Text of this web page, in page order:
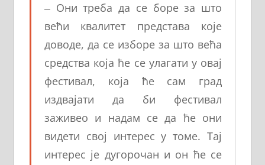
‒ Они треба да се боре за што
већи квалитет представа које
доводе, да се изборе за што већа
средства која ће се улагати у овај
фестивал, која ће сам град
издвајати да би фестивал
заживео и надам се да ће они
видети свој интерес у томе. Тај
интерес је дугорочан и он ће се